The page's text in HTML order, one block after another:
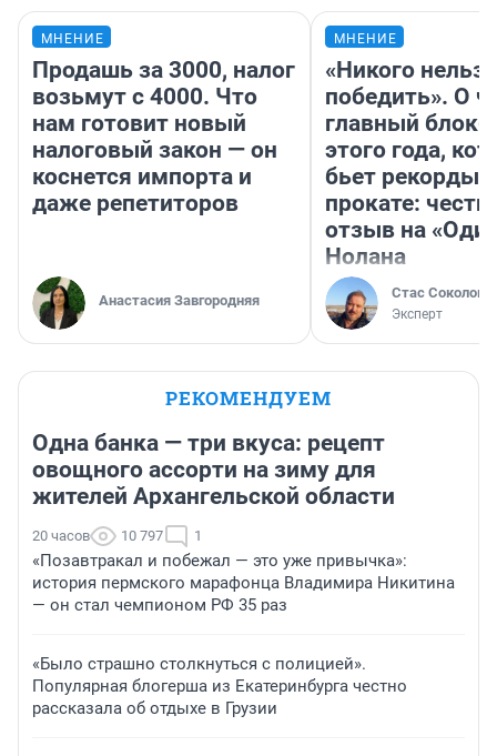
МНЕНИЕ
Продашь за 3000, налог
возьмут с 4000. Что
нам готовит новый
налоговый закон — он
коснется импорта и
даже репетиторов
Анастасия Завгородняя
МНЕНИЕ
«Никого нельзя
победить». О
главный
этого года,
бьет рекорды в
прокате:
отзыв на
Нолана
Стас Соколов
Эксперт
РЕКОМЕНДУЕМ
Одна банка — три вкуса: рецепт
овощного ассорти на зиму для
жителей Архангельской области
20 часов 10 797 1
«Позавтракал и побежал — это уже привычка»:
история пермского марафонца Владимира Никитина
— он стал чемпионом РФ 35 раз
«Было страшно столкнуться с полицией».
Популярная блогерша из Екатеринбурга честно
рассказала об отдыхе в Грузии